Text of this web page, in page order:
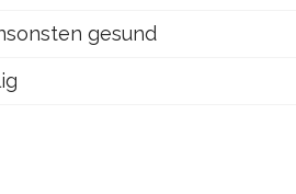
gesund